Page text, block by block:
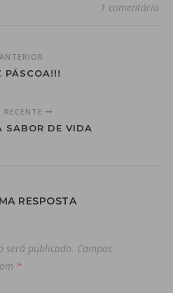
1 comentário
ANTERIOR
PÁSCOA!!!
RECENTE
SABOR DE VIDA
RESPOSTA
será publicado. Campos
*